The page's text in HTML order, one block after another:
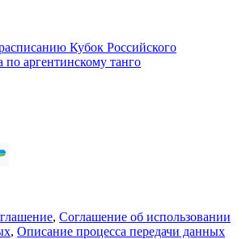
Кубок Российского
по аргентинскому танго
, Соглашение об использовании
, Описание процесса передачи данных